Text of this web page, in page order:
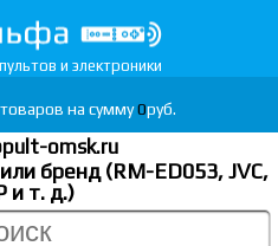
и электроники
товаров на сумму0руб.
omsk.ru
бренд (RM-ED053, JVC,
и т. д.)